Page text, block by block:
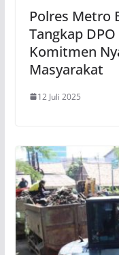
Polres Metro
Tangkap
Komitmen
Masyarakat
12 Juli 2025